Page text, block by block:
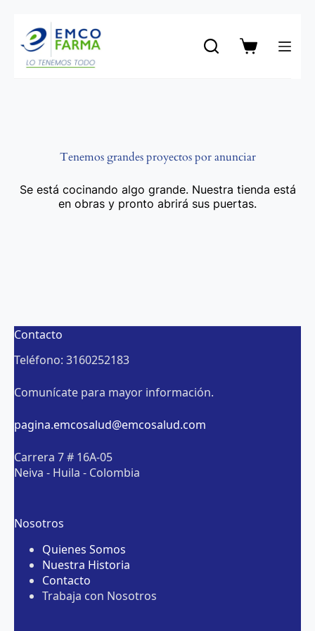
contenido
Carro
Tenemos grandes proyectos por anunciar
Se está cocinando algo grande. Nuestra tienda está
en obras y pronto abrirá sus puertas.
Contacto
Teléfono: 3160252183
Comunícate para mayor información.
pagina.emcosalud@emcosalud.com
Carrera 7 # 16A-05
Neiva - Huila - Colombia
Nosotros
Quienes Somos
Nuestra Historia
Contacto
Trabaja con Nosotros